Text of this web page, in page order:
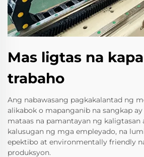
Mas ligtas na
trabaho
Ang nabawasang pagkakalantad ng
alikabok o mapanganib na sangkap
mataas na pamantayan ng kaligtasan
kalusugan ng mga empleyado, na
epektibo at environmentally friendly
produksyon.